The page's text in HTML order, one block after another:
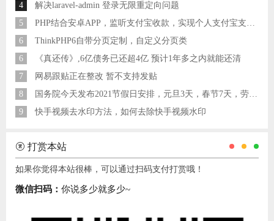
4
解决laravel-admin 登录无限重定向问题
5
PHP结合安卓APP，监听支付宝收款，实现个人支付宝支付接口
6
ThinkPHP6自带分页定制，自定义分页类
6
《真还传》,6亿债务已还超4亿 预计1年多之内就能还清
7
网易跟贴正在整改 暂不支持发贴
8
国务院今天发布2021节假日安排，元旦3天，春节7天，劳动节5天
9
快手视频去水印方法，如何去除快手视频水印
打赏本站
如果你觉得本站很棒，可以通过扫码支付打赏哦！
微信扫码： 你说多少就多少~